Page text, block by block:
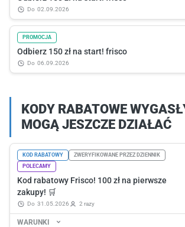
do 02.09.2026
PROMOCJA
Odbierz 150 zł na start! frisco
do 06.09.2026
KODY RABATOWE
MOGĄ JESZCZE DZIAŁAĆ
KOD RABATOWY
ZWERYFIKOWANE PRZEZ DZIENNIK
POLECAMY
Kod rabatowy Frisco! 100 zł na pierwsze
zakupy! 🛒
do 31.05.2026 2 razy
WARUNKI